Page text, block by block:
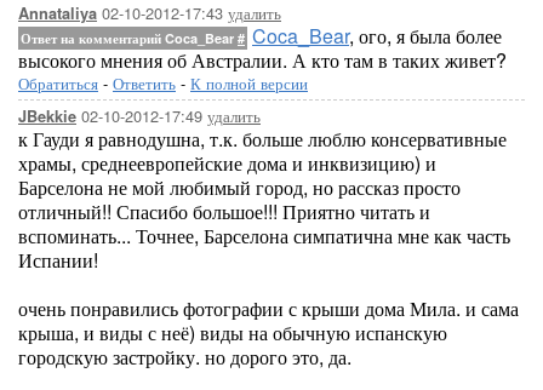
Annataliya 02-10-2012-17:43 удалить
Ответ на комментарий Coca_Bear # Coca_Bear, ого, я была более
высокого мнения об Австралии. А кто там в таких живет?
Обратиться - Ответить - К полной версии
JBekkie 02-10-2012-17:49 удалить
к Гауди я равнодушна, т.к. больше люблю консервативные
храмы, среднеевропейские дома и инквизицию) и
Барселона не мой любимый город, но рассказ просто
отличный!! Спасибо большое!!! Приятно читать и
вспоминать... Точнее, Барселона симпатична мне как часть
Испании!
очень понравились фотографии с крыши дома Мила. и сама
крыша, и виды с неё) виды на обычную испанскую
городскую застройку. но дорого это, да.